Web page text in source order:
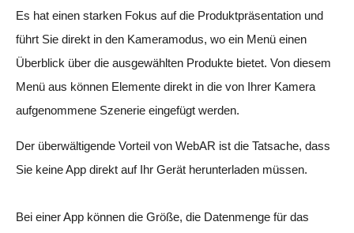
Es hat einen starken Fokus auf die Produktpräsentation und
führt Sie direkt in den Kameramodus, wo ein Menü einen
Überblick über die ausgewählten Produkte bietet. Von diesem
Menü aus können Elemente direkt in die von Ihrer Kamera
aufgenommene Szenerie eingefügt werden.
Der überwältigende Vorteil von WebAR ist die Tatsache, dass
Sie keine App direkt auf Ihr Gerät herunterladen müssen.
Bei einer App können die Größe, die Datenmenge für das